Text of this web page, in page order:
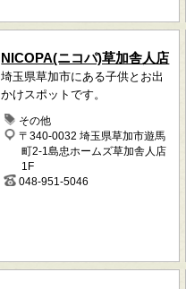
NICOPA(ニコパ)草加舎人店
埼玉県草加市にある子供とお出
かけスポットです。
その他
〒340-0032 埼玉県草加市遊馬
町2-1島忠ホームズ草加舎人店
1F
048-951-5046